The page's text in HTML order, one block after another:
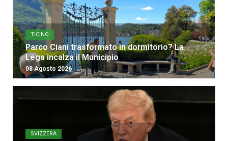
TICINO
Parco Ciani trasformato in dormitorio? La
Lega incalza il Municipio
08 Agosto 2026
SVIZZERA